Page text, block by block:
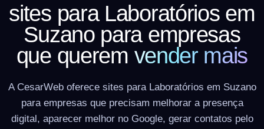
sites para Laboratórios em
Suzano para empresas
que querem vender mais
A CesarWeb oferece sites para Laboratórios em Suzano
para empresas que precisam melhorar a presença
digital, aparecer melhor no Google, gerar contatos pelo